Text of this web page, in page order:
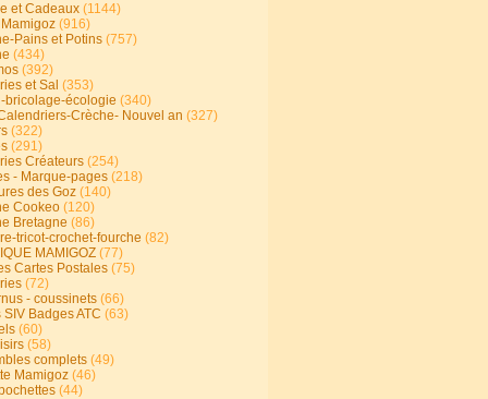
et Cadeaux (1144)
(916)
Pains et Potins (757)
(434)
(392)
et Sal (353)
bricolage-écologie (340)
Crèche- Nouvel an (327)
(322)
(291)
Créateurs (254)
- Marque-pages (218)
des Goz (140)
Cookeo (120)
Bretagne (86)
tricot-crochet-fourche (82)
MAMIGOZ (77)
Cartes Postales (75)
(72)
- coussinets (66)
Badges ATC (63)
(60)
(58)
complets (49)
Mamigoz (46)
(44)